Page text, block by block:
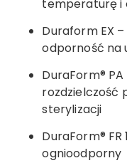
temperaturę i
Duraform EX
odporność na
DuraForm®
rozdzielczość
sterylizacji
DuraForm®
ognioodporny